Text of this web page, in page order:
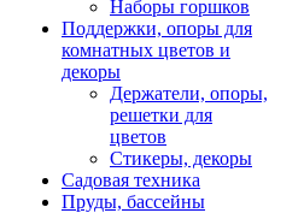
Наборы горшков
Поддержки, опоры для
комнатных цветов и
декоры
Держатели, опоры,
решетки для
цветов
Стикеры, декоры
Садовая техника
Пруды, бассейны